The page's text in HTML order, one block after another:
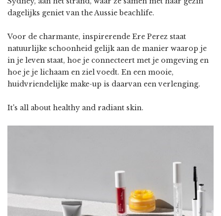
dagelijks geniet van the Aussie beachlife.
Voor de charmante, inspirerende Ere Perez staat
natuurlijke schoonheid gelijk aan de manier waarop je
in je leven staat, hoe je connecteert met je omgeving en
hoe je je lichaam en ziel voedt. En een mooie,
huidvriendelijke make-up is daarvan een verlenging.
It's all about healthy and radiant skin.